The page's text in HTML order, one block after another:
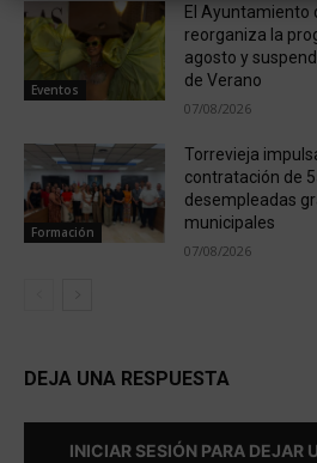
Eventos
El Ayuntamiento
reorganiza la
agosto y
de Verano
07/08/2026
Formación
Torrevieja
contratación de
desempleadas
municipales
07/08/2026
DEJA UNA RESPUESTA
INICIAR SESIÓN PARA DEJAR